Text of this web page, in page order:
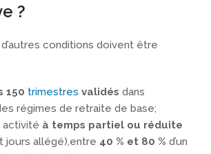
?
d’autres conditions doivent être
150 trimestres validés dans
régimes de retraite de base;
activité à temps partiel ou réduite
jours allégé),entre 40 % et 80 % d’un